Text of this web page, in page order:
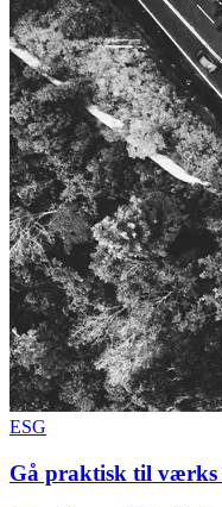
ESG
Gå praktisk til værks